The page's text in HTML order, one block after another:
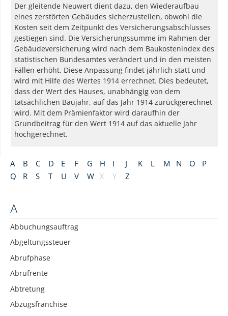
A B C D E F G H I J K L M N O
P
Q
R S T U V W X Y Z
A
Abbuchungsauftrag
Abgeltungssteuer
Abrufphase
Abrufrente
Abtretung
Abzugsfranchise
Der gleitende Neuwert dient dazu, den Wiederaufbau
eines zerstörten Gebäudes sicherzustellen, obwohl die
Kosten seit dem Zeitpunkt des Versicherungsabschlusses
gestiegen sind. Die Versicherungssumme im Rahmen der
Gebäudeversicherung wird nach dem Baukostenindex des
statistischen Bundesamtes verändert und in den meisten
Fällen erhöht. Diese Anpassung findet jährlich statt und
wird mit Hilfe des Wertes 1914 errechnet. Dies bedeutet,
dass der Wert des Hauses, unabhängig von dem
tatsächlichen Baujahr, auf das Jahr 1914 zurückgerechnet
wird. Mit dem Prämienfaktor wird daraufhin der
Grundbeitrag für den Wert 1914 auf das aktuelle Jahr
hochgerechnet.